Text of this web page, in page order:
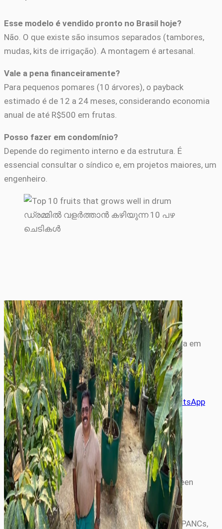
Esse modelo é vendido pronto no Brasil hoje?
Não. O que existe são insumos separados (tambores,
mudas, kits de irrigação). A montagem é artesanal.
Vale a pena financeiramente?
Para pequenos pomares (10 árvores), o payback
estimado é de 12 a 24 meses, considerando economia
anual de até R$500 em frutas.
Posso fazer em condomínio?
Depende do regimento interno e da estrutura. É
essencial consultar o síndico e, em projetos maiores, um
engenheiro.
🌱 Quer aprofundar em soluções práticas de
reaproveitamento e sustentabilidade?
Veja como a economia circular pode ser aplicada em
energia, mobilidade e no dia a dia urbano:
→Economia circular: guia completo
Compartilhe este artigoXFacebook LinkedInWhatsApp
Equipe de Vida Sustentável
A Equipe de Vida Sustentável do Portal Ekko Green
produz conteúdo prático para quem aplica
sustentabilidade no dia a dia: hortas em casa e
apartamento, cultivo de temperos e hortaliças, PANCs,